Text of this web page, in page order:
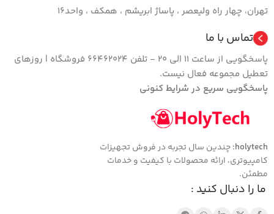
تهران، چهار راه ولیعصر ، پاساژ ابریشم ، همکف ، واحد16
تماس با ما
پاسخگویی از ساعت 11 الی 20 - تلفن 66462024 فروشگاه | روزهای
تعطیل مجموعه فعال نیست.
پاسخگویی سریع در شرایط کنونی
holytech؛ چندین سال تجربه در فروش تجهیزات
کامپیوتری، ارائه محصولات با کیفیت و خدمات
مطمئن.
ما را دنبال کنید :